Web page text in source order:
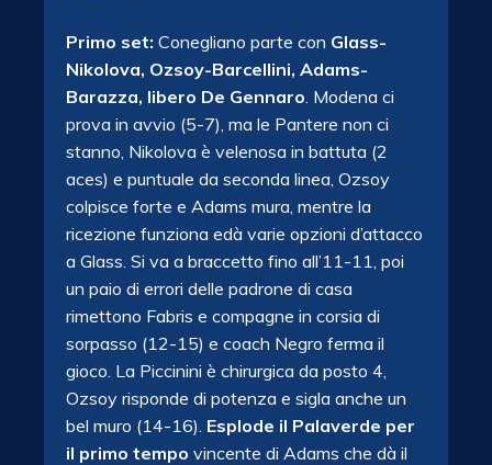
Primo set: Conegliano parte con Glass-
Nikolova, Ozsoy-Barcellini, Adams-
Barazza, libero De Gennaro. Modena ci
prova in avvio (5-7), ma le Pantere non ci
stanno, Nikolova è velenosa in battuta (2
aces) e puntuale da seconda linea, Ozsoy
colpisce forte e Adams mura, mentre la
ricezione funziona edà varie opzioni d’attacco
a Glass. Si va a braccetto fino all’11-11, poi
un paio di errori delle padrone di casa
rimettono Fabris e compagne in corsia di
sorpasso (12-15) e coach Negro ferma il
gioco. La Piccinini è chirurgica da posto 4,
Ozsoy risponde di potenza e sigla anche un
bel muro (14-16). Esplode il Palaverde per
il primo tempo vincente di Adams che dà il